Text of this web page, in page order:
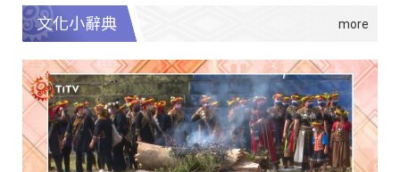
文化小辭典